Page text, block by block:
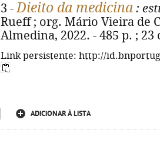
3 -Dieito da medicina :
Rueff ; org. Mário Vieira de
Almedina, 2022. - 485 p. ; 23
Link persistente: http://
ADICIONAR À LISTA